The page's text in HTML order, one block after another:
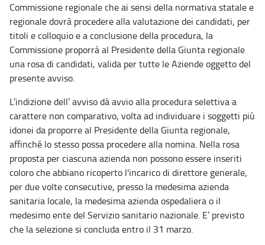
Commissione regionale che ai sensi della normativa statale e
regionale dovrà procedere alla valutazione dei candidati, per
titoli e colloquio e a conclusione della procedura, la
Commissione proporrà al Presidente della Giunta regionale
una rosa di candidati, valida per tutte le Aziende oggetto del
presente avviso.
L’indizione dell’ avviso dà avvio alla procedura selettiva a
carattere non comparativo, volta ad individuare i soggetti più
idonei da proporre al Presidente della Giunta regionale,
affinché lo stesso possa procedere alla nomina. Nella rosa
proposta per ciascuna azienda non possono essere inseriti
coloro che abbiano ricoperto l'incarico di direttore generale,
per due volte consecutive, presso la medesima azienda
sanitaria locale, la medesima azienda ospedaliera o il
medesimo ente del Servizio sanitario nazionale. E’ previsto
che la selezione si concluda entro il 31 marzo.